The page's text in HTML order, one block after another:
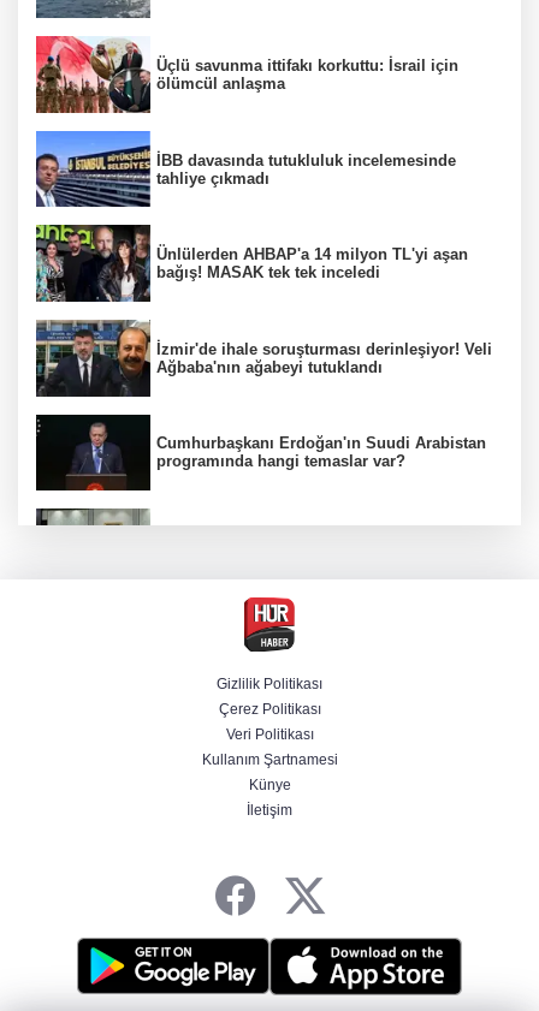
Üçlü savunma ittifakı korkuttu: İsrail için
ölümcül anlaşma
İBB davasında tutukluluk incelemesinde
tahliye çıkmadı
Ünlülerden AHBAP'a 14 milyon TL'yi aşan
bağış! MASAK tek tek inceledi
İzmir'de ihale soruşturması derinleşiyor! Veli
Ağbaba'nın ağabeyi tutuklandı
Cumhurbaşkanı Erdoğan'ın Suudi Arabistan
programında hangi temaslar var?
MGK Cumhurbaşkanlığı Külliyesi'nde kritik
gündemle toplandı
Bir böcek ilacı faciası daha! Çanakkale'den
acı haber geldi
Beşiktaş 10 kişiyle Hradec Kralove'yi
Gizlilik Politikası
Çerez Politikası
Veri Politikası
Kullanım Şartnamesi
Künye
İletişim